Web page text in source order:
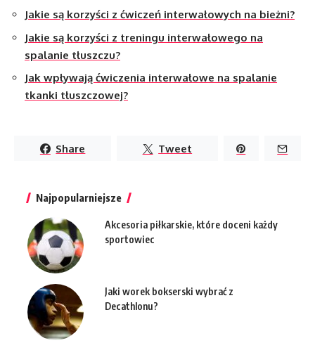
Jakie są korzyści z ćwiczeń interwałowych na bieżni?
Jakie są korzyści z treningu interwałowego na
spalanie tłuszczu?
Jak wpływają ćwiczenia interwałowe na spalanie
tkanki tłuszczowej?
Share Tweet
Najpopularniejsze
Akcesoria piłkarskie, które doceni każdy
sportowiec
Jaki worek bokserski wybrać z
Decathlonu?